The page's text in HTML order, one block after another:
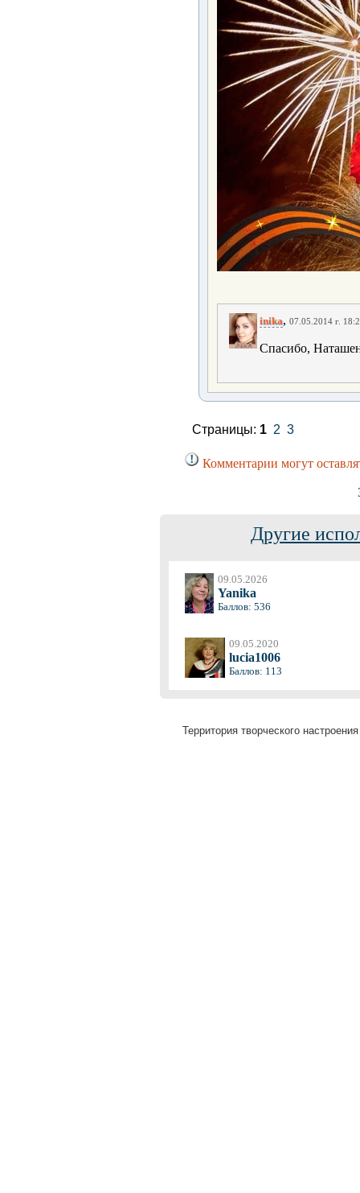
inika, 07.05.2014 г.
Спасибо,
Страницы: 1 2 3
Комментарии могут
Другие
09.05.2026
Yanika
Баллов: 536
09.05.2020
lucia1006
Баллов: 113
Территория творческого